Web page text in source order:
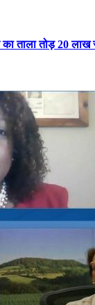
का ताला तोड़ 20